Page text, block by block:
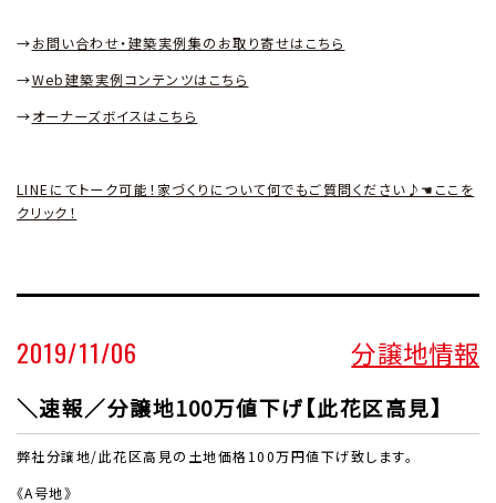
→お問い合わせ・建築実例集のお取り寄せはこちら
→Web建築実例コンテンツはこちら
→オーナーズボイスはこちら
LINEにてトーク可能！家づくりについて何でもご質問ください♪☚ここを
クリック！
2019/11/06 分譲地情報
＼速報／分譲地100万値下げ【此花区高見】
弊社分譲地/此花区高見の土地価格100万円値下げ致します。
《A号地》